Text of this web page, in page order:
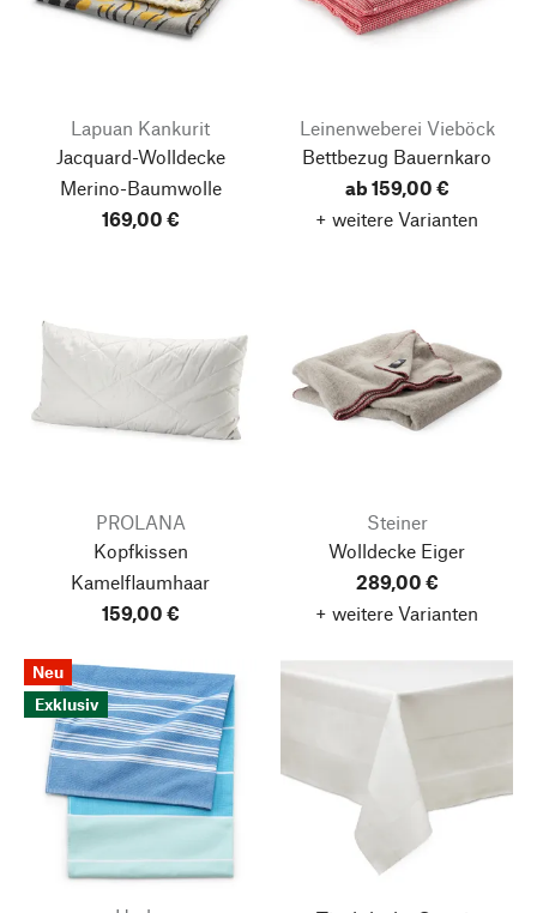
Lapuan Kankurit
Jacquard-Wolldecke
Merino-Baumwolle
169,00 €
Leinenweberei Vieböck
Bettbezug Bauernkaro
ab 159,00 €
+ weitere Varianten
PROLANA
Kopfkissen
Kamelflaumhaar
159,00 €
Steiner
Wolldecke Eiger
289,00 €
+ weitere Varianten
Neu
Exklusiv